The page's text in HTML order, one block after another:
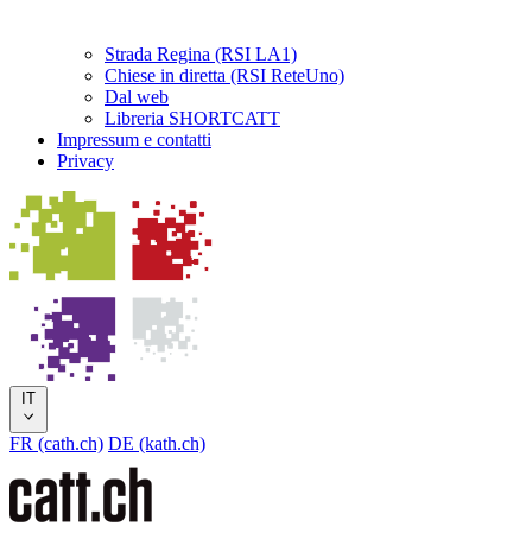
Strada Regina (RSI LA1)
Chiese in diretta (RSI ReteUno)
Dal web
Libreria SHORTCATT
Impressum e contatti
Privacy
IT
FR (cath.ch) DE (kath.ch)